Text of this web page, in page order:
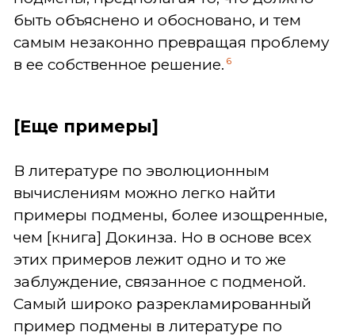
быть объяснено и обосновано, и тем
самым незаконно превращая проблему
в ее собственное решение. 6
[Еще примеры]
В литературе по эволюционным
вычислениям можно легко найти
примеры подмены, более изощренные,
чем [книга] Докинза. Но в основе всех
этих примеров лежит одно и то же
заблуждение, связанное с подменой.
Самый широко разрекламированный
пример подмены в литературе по